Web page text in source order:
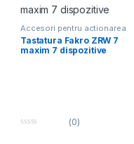
Accesori pentru actionarea
electrica
Tastatura Fakro ZRW 7
maxim 7 dispozitive
(0)